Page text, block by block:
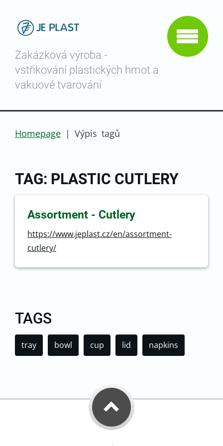
Zakázková výroba -
vstřikování plastických hmot a
vakuové tvarování
Homepage | Výpis tagů
TAG: PLASTIC CUTLERY
Assortment - Cutlery
https://www.jeplast.cz/en/assortment-
cutlery/
TAGS
tray bowl cup lid napkins